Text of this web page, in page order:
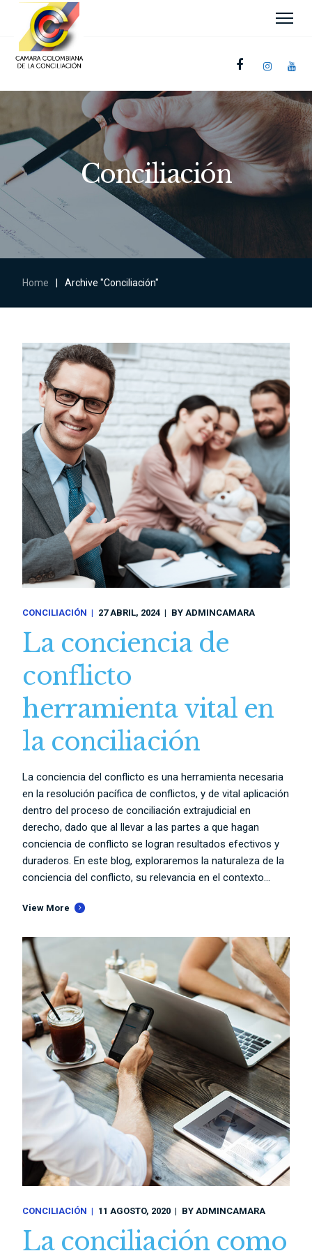
Conciliación
Home Archive "Conciliación"
CONCILIACIÓN 27 ABRIL, 2024 BYADMINCAMARA
La conciencia de
conflicto
herramienta vital en
la conciliación
La conciencia del conflicto es una herramienta necesaria
en la resolución pacífica de conflictos, y de vital aplicación
dentro del proceso de conciliación extrajudicial en
derecho, dado que al llevar a las partes a que hagan
conciencia de conflicto se logran resultados efectivos y
duraderos. En este blog, exploraremos la naturaleza de la
conciencia del conflicto, su relevancia en el contexto...
View More
CONCILIACIÓN 11 AGOSTO, 2020 BYADMINCAMARA
La conciliación como